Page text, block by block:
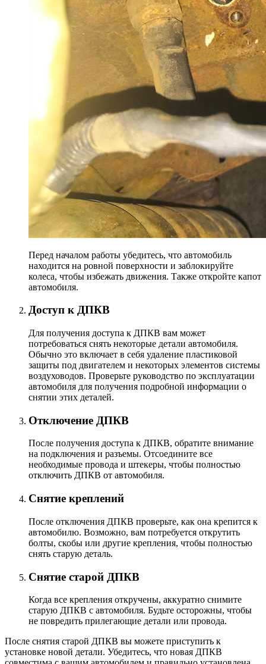
Перед началом работы убедитесь, что автомобиль
находится на ровной поверхности и заблокируйте
колеса, чтобы избежать движения. Также откройте капот
автомобиля.
Доступ к ДПКВ
Для получения доступа к ДПКВ вам может
потребоваться снять некоторые детали автомобиля.
Обычно это включает в себя удаление пластиковой
защиты под двигателем и некоторых элементов системы
воздуховодов. Проверьте руководство по эксплуатации
автомобиля для получения подробной информации о
снятии этих деталей.
Отключение ДПКВ
После получения доступа к ДПКВ, обратите внимание
на подключения и разъемы. Отсоедините все
необходимые провода и штекеры, чтобы полностью
отключить ДПКВ от автомобиля.
Снятие креплений
После отключения ДПКВ проверьте, как она крепится к
автомобилю. Возможно, вам потребуется открутить
болты, скобы или другие крепления, чтобы полностью
снять старую деталь.
Снятие старой ДПКВ
Когда все крепления откручены, аккуратно снимите
старую ДПКВ с автомобиля. Будьте осторожны, чтобы
не повредить прилегающие детали или провода.
После снятия старой ДПКВ вы можете приступить к
установке новой детали. Убедитесь, что новая ДПКВ